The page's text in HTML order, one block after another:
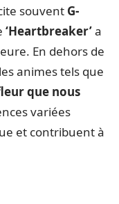
souvent G-
‘Heartbreaker’a
En dehors de
animes tels que
que nous
variées
et contribuent à